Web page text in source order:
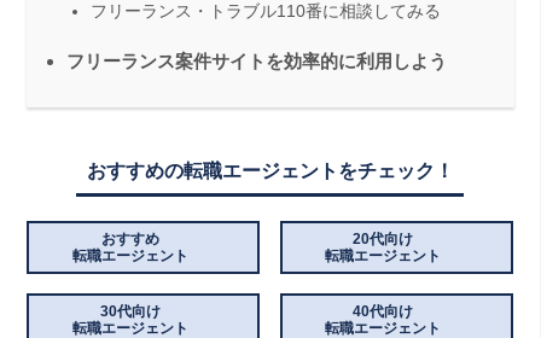
フリーランス・トラブル110番に相談してみる
フリーランス案件サイトを効率的に利用しよう
おすすめの転職エージェントをチェック！
おすすめ
転職エージェント
20代向け
転職エージェント
30代向け
転職エージェント
40代向け
転職エージェント